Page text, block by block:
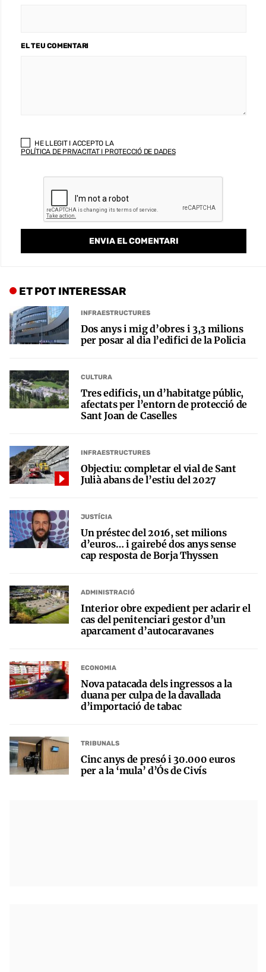
EL TEU COMENTARI
HE LLEGIT I ACCEPTO LA
POLÍTICA DE PRIVACITAT I PROTECCIÓ DE DADES
ET POT INTERESSAR
INFRAESTRUCTURES
Dos anys i mig d’obres i 3,3 milions
per posar al dia l’edifici de la Policia
CULTURA
Tres edificis, un d’habitatge públic,
afectats per l’entorn de protecció de
Sant Joan de Caselles
INFRAESTRUCTURES
Objectiu: completar el vial de Sant
Julià abans de l’estiu del 2027
JUSTÍCIA
Un préstec del 2016, set milions
d’euros… i gairebé dos anys sense
cap resposta de Borja Thyssen
ADMINISTRACIÓ
Interior obre expedient per aclarir el
cas del penitenciari gestor d’un
aparcament d’autocaravanes
ECONOMIA
Nova patacada dels ingressos a la
duana per culpa de la davallada
d’importació de tabac
TRIBUNALS
Cinc anys de presó i 30.000 euros
per a la ‘mula’ d’Ós de Civís